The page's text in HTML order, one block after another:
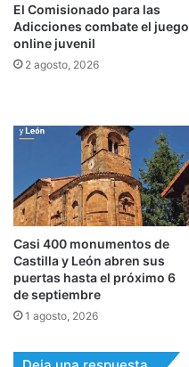
El Comisionado para las
Adicciones combate el juego
online juvenil
2 agosto, 2026
Casi 400 monumentos de
Castilla y León abren sus
puertas hasta el próximo 6
de septiembre
1 agosto, 2026